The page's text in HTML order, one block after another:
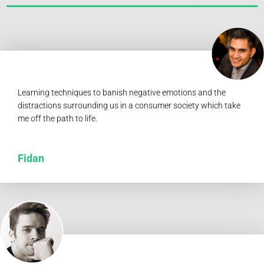
Learning techniques to banish negative emotions and the
distractions surrounding us in a consumer society which take
me off the path to life.
Fidan